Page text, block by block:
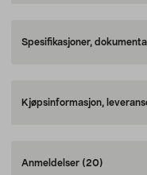
Spesifikasjoner,
Kjøpsinformasjon,
Anmeldelser (20)